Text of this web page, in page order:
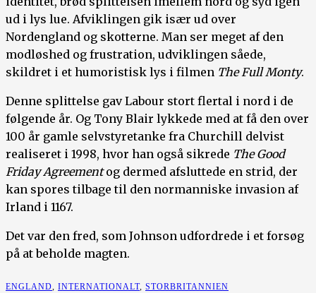
ud i lys lue. Afviklingen gik især ud over
Nordengland og skotterne. Man ser meget af den
modløshed og frustration, udviklingen såede,
skildret i et humoristisk lys i filmen The Full Monty.
Denne splittelse gav Labour stort flertal i nord i de
følgende år. Og Tony Blair lykkede med at få den over
100 år gamle selvstyretanke fra Churchill delvist
realiseret i 1998, hvor han også sikrede The Good
Friday Agreementog dermed afsluttede en strid, der
kan spores tilbage til den normanniske invasion af
Irland i 1167.
Det var den fred, som Johnson udfordrede i et forsøg
på at beholde magten.
ENGLAND, INTERNATIONALT, STORBRITANNIEN